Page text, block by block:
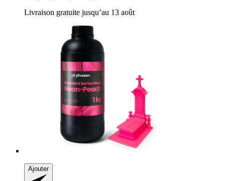
Livraison gratuite jusqu’au 13 août
Ajouter